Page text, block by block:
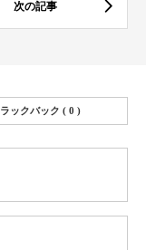
ラックバック ( 0 )